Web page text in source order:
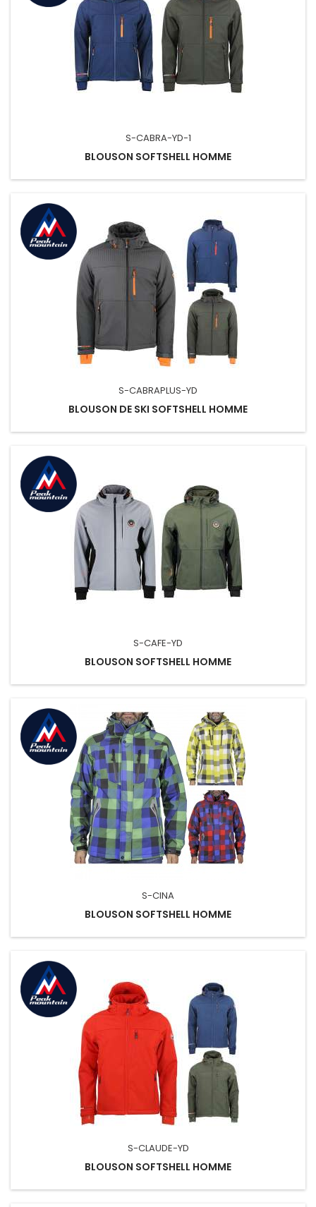
S-CABRA-YD-1
BLOUSON SOFTSHELL HOMME
S-CABRAPLUS-YD
BLOUSON DE SKI SOFTSHELL HOMME
S-CAFE-YD
BLOUSON SOFTSHELL HOMME
S-CINA
BLOUSON SOFTSHELL HOMME
S-CLAUDE-YD
BLOUSON SOFTSHELL HOMME